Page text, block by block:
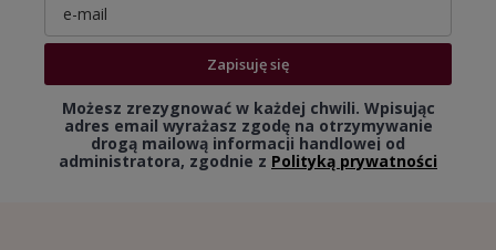
Zapisuję się
Możesz zrezygnować w każdej chwili. Wpisując
adres email wyrażasz zgodę na otrzymywanie
drogą mailową informacji handlowej od
administratora, zgodnie z Polityką prywatności